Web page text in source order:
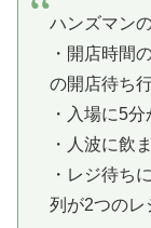
ハンズマン
・開店時間
の開店待ち
・入場に5分
・人波に飲
・レジ待ち
列が2つのレ